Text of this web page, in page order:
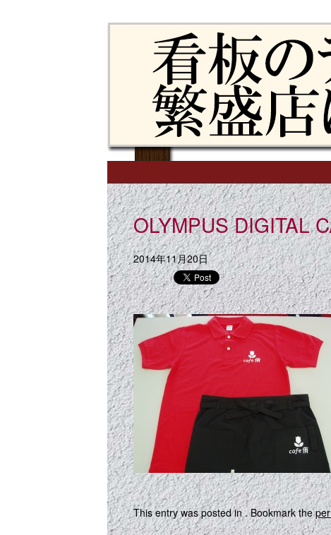
Main menu
OLYMPUS DIGITAL
2014年11月20日
This entry was posted in . Bookmark the